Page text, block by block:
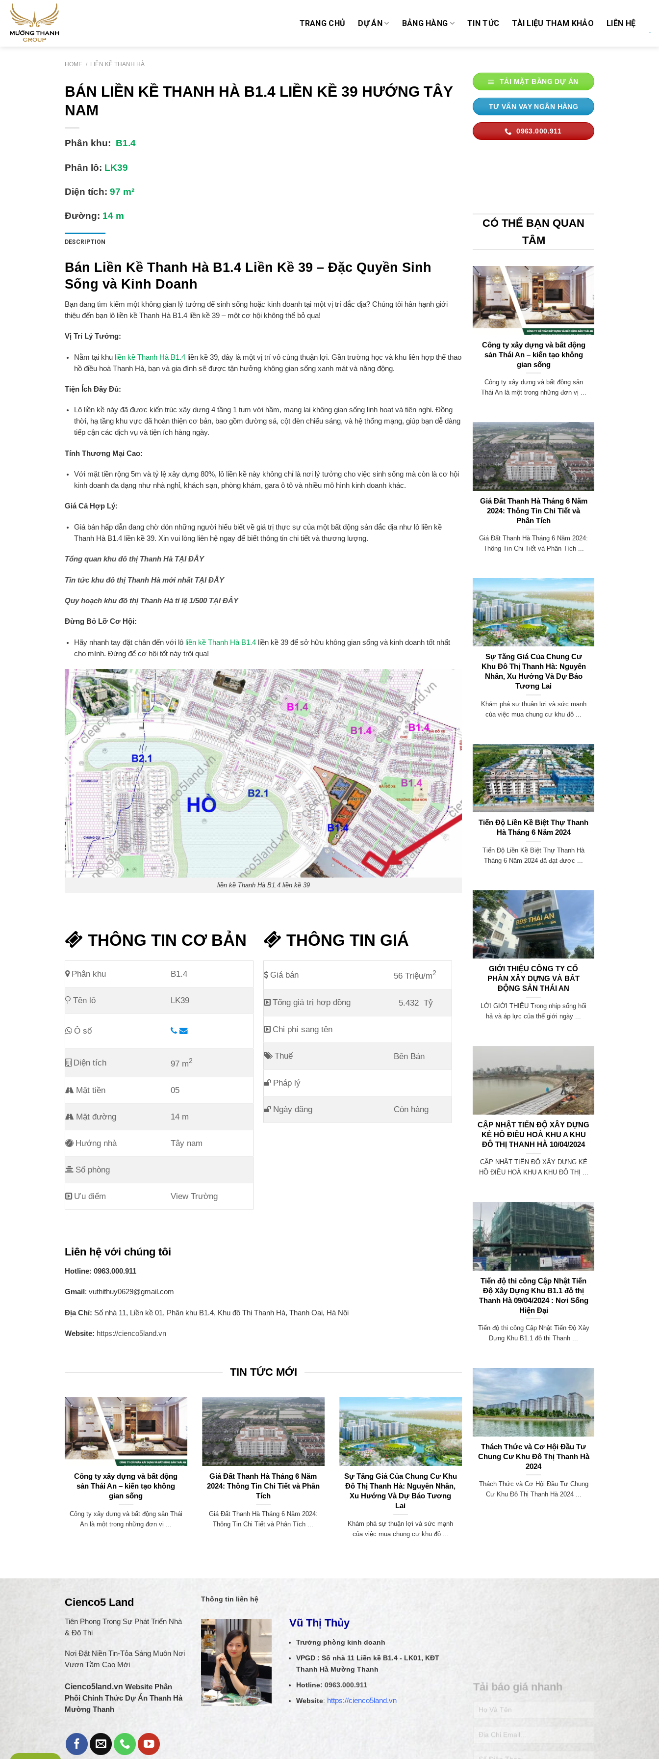
Skip
content
TRANG CHỦ DỰ ÁN BẢNG HÀNG TIN TỨC TÀI LIỆU THAM KHẢO LIÊN HỆ
HOME / LIỀN KỀ THANH HÀ
BÁN LIỀN KỀ THANH HÀ B1.4 LIỀN KỀ 39 HƯỚNG TÂY
NAM
Phân khu: B1.4
Phân lô: LK39
Diện tích: 97 m²
Đường: 14 m
DESCRIPTION
Bán Liền Kề Thanh Hà B1.4 Liền Kề 39 – Đặc Quyền Sinh
Sống và Kinh Doanh
Bạn đang tìm kiếm một không gian lý tưởng để sinh sống hoặc kinh doanh tại một vị trí đắc địa? Chúng tôi hân hạnh giới
thiệu đến bạn lô liền kề Thanh Hà B1.4 liền kề 39 – một cơ hội không thể bỏ qua!
Vị Trí Lý Tưởng:
Nằm tại khu liền kề Thanh Hà B1.4 liền kề 39, đây là một vị trí vô cùng thuận lợi. Gần trường học và khu liên hợp thể thao
hồ điều hoà Thanh Hà, bạn và gia đình sẽ được tận hưởng không gian sống xanh mát và năng động.
Tiện Ích Đầy Đủ:
Lô liền kề này đã được kiến trúc xây dựng 4 tầng 1 tum với hầm, mang lại không gian sống linh hoạt và tiện nghi. Đồng
thời, hạ tầng khu vực đã hoàn thiện cơ bản, bao gồm đường sá, cột đèn chiếu sáng, và hệ thống mạng, giúp bạn dễ dàng
tiếp cận các dịch vụ và tiện ích hàng ngày.
Tính Thương Mại Cao:
Với mặt tiền rộng 5m và tỷ lệ xây dựng 80%, lô liền kề này không chỉ là nơi lý tưởng cho việc sinh sống mà còn là cơ hội
kinh doanh đa dạng như nhà nghỉ, khách sạn, phòng khám, gara ô tô và nhiều mô hình kinh doanh khác.
Giá Cả Hợp Lý:
Giá bán hấp dẫn đang chờ đón những người hiểu biết về giá trị thực sự của một bất động sản đắc địa như lô liền kề
Thanh Hà B1.4 liền kề 39. Xin vui lòng liên hệ ngay để biết thông tin chi tiết và thương lượng.
Tổng quan khu đô thị Thanh Hà TẠI ĐÂY
Tin tức khu đô thị Thanh Hà mới nhất TẠI ĐÂY
Quy hoạch khu đô thị Thanh Hà tỉ lệ 1/500 TẠI ĐÂY
Đừng Bỏ Lỡ Cơ Hội:
Hãy nhanh tay đặt chân đến với lô liền kề Thanh Hà B1.4 liền kề 39 để sở hữu không gian sống và kinh doanh tốt nhất
cho mình. Đừng để cơ hội tốt này trôi qua!
liền kề Thanh Hà B1.4 liền kề 39
THÔNG TIN CƠ BẢN
Phân khu B1.4
Tên lô LK39
Ô số
Diện tích 97 m2
Mặt tiền 05
Mặt đường 14 m
Hướng nhà Tây nam
Số phòng
Ưu điểm View Trường
THÔNG TIN GIÁ
Giá bán 56 Triệu/m2
Tổng giá trị hợp đồng 5.432 Tỷ
Chi phí sang tên
Thuế Bên Bán
Pháp lý
Ngày đăng Còn hàng
Liên hệ với chúng tôi
Hotline: 0963.000.911
Gmail : vuthithuy0629@gmail.com
Địa Chỉ: Số nhà 11, Liền kề 01, Phân khu B1.4, Khu đô Thị Thanh Hà, Thanh Oai, Hà Nội
Website: https://cienco5land.vn
TIN TỨC MỚI
Công ty xây dựng và bất động
sản Thái An – kiến tạo không
gian sống
Công ty xây dựng và bất động sản Thái
An là một trong những đơn vị ...
Giá Đất Thanh Hà Tháng 6 Năm
2024: Thông Tin Chi Tiết và Phân
Tích
Giá Đất Thanh Hà Tháng 6 Năm 2024:
Thông Tin Chi Tiết và Phân Tích ...
Sự Tăng Giá Của Chung Cư Khu
Đô Thị Thanh Hà: Nguyên Nhân,
Xu Hướng Và Dự Báo Tương
Lai
Khám phá sự thuận lợi và sức mạnh
của việc mua chung cư khu đô ...
GIỚI THIỆU CÔNG TY CỔ PHẦN
XÂY DỰNG VÀ BẤT ĐỘNG SẢN
THÁI AN
TẢI MẶT BẰNG DỰ ÁN
TƯ VẤN VAY NGÂN HÀNG
0963.000.911
CÓ THỂ BẠN QUAN
TÂM
Công ty xây dựng và bất động
sản Thái An – kiến tạo không
gian sống
Công ty xây dựng và bất động sản
Thái An là một trong những đơn vị ...
Giá Đất Thanh Hà Tháng 6 Năm
2024: Thông Tin Chi Tiết và
Phân Tích
Giá Đất Thanh Hà Tháng 6 Năm 2024:
Thông Tin Chi Tiết và Phân Tích ...
Sự Tăng Giá Của Chung Cư
Khu Đô Thị Thanh Hà: Nguyên
Nhân, Xu Hướng Và Dự Báo
Tương Lai
Khám phá sự thuận lợi và sức mạnh
của việc mua chung cư khu đô ...
Tiến Độ Liền Kề Biệt Thự Thanh
Hà Tháng 6 Năm 2024
Tiến Độ Liền Kề Biệt Thự Thanh Hà
Tháng 6 Năm 2024 đã đạt được ...
GIỚI THIỆU CÔNG TY CỔ
PHẦN XÂY DỰNG VÀ BẤT
ĐỘNG SẢN THÁI AN
LỜI GIỚI THIỆU Trong nhịp sống hối
hả và áp lực của thế giới ngày ...
CẬP NHẬT TIẾN ĐỘ XÂY DỰNG
KÈ HỒ ĐIỀU HOÀ KHU A KHU
ĐÔ THỊ THANH HÀ 10/04/2024
CẬP NHẬT TIẾN ĐỘ XÂY DỰNG KÈ
HỒ ĐIỀU HOÀ KHU A KHU ĐÔ THỊ ...
Tiến độ thi công Cập Nhật Tiến
Độ Xây Dựng Khu B1.1 đô thị
Thanh Hà 09/04/2024 : Nơi Sống
Hiện Đại
Tiến độ thi công Cập Nhật Tiến Độ Xây
Dựng Khu B1.1 đô thị Thanh ...
Thách Thức và Cơ Hội Đầu Tư
Chung Cư Khu Đô Thị Thanh Hà
2024
Thách Thức và Cơ Hội Đầu Tư Chung
Cư Khu Đô Thị Thanh Hà 2024 ...
Cienco5 Land
Tiên Phong Trong Sự Phát Triển Nhà
& Đô Thị
Nơi Đặt Niền Tin-Tỏa Sáng Muôn Nơi
Vươn Tầm Cao Mới
Cienco5land.vn Website Phân
Phối Chính Thức Dự Án Thanh Hà
Mường Thanh
Thông tin liên hệ
Vũ Thị Thủy
Trưởng phòng kinh doanh
VPGD : Số nhà 11 Liền kề B1.4 - LK01, KĐT
Thanh Hà Mường Thanh
Hotline: 0963.000.911
Website: https://cienco5land.vn
Tải báo giá nhanh